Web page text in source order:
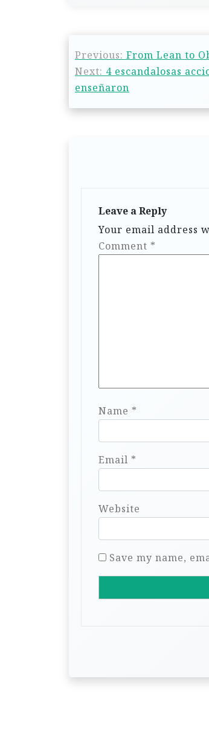
Previous: From Lean to
Next: 4 escandalosas
enseñaron
Leave a Reply
Your email address
Comment *
Name *
Email *
Website
Save my name,